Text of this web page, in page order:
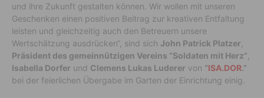
und ihre Zukunft gestalten können. Wir wollen mit unseren
Geschenken einen positiven Beitrag zur kreativen Entfaltung
leisten und gleichzeitig auch den Betreuern unsere
Wertschätzung ausdrücken“, sind sich John Patrick Platzer
Präsident des gemeinnützigen Vereins “Soldaten mit Herz”
Isabella Dorfer und Clemens Lukas Luderer von “ISA.DOR.”
bei der feierlichen Übergabe im Garten der Einrichtung einig.